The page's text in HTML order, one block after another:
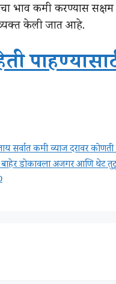
भाव कमी करण्यास
केली जात आहे.
सर्वात कमी व्याज दरावर
डोकावला अजगर आणि